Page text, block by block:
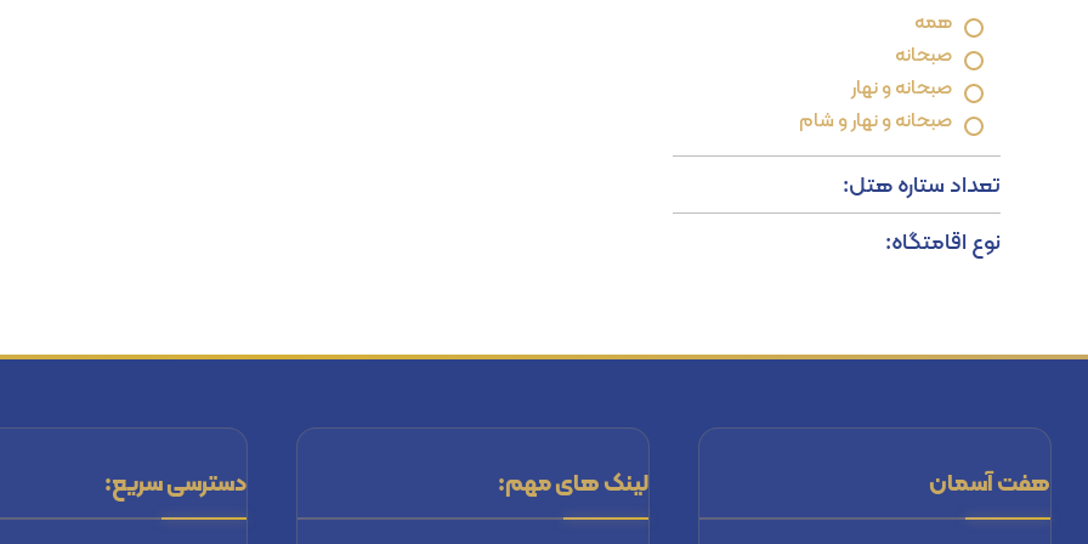
همه
صبحانه
صبحانه و نهار
صبحانه و نهار و شام
تعداد ستاره هتل:
نوع اقامتگاه:
هفت آسمان لینک های مهم: دسترسی سریع: